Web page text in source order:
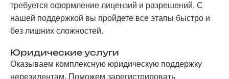
требуется оформление лицензий и разрешений. С
нашей поддержкой вы пройдете все этапы быстро и
без лишних сложностей.
Юридические услуги
Оказываем комплексную юридическую поддержку
нерезидентам. Поможем зарегистрировать